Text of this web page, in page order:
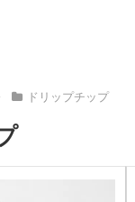
ドリップチップ